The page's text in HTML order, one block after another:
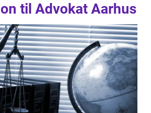
til Advokat Aarhus